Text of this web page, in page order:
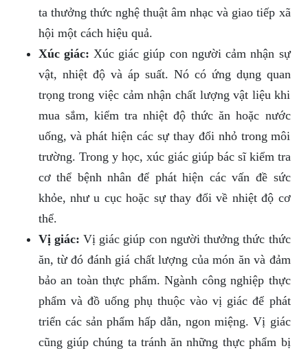
ta thưởng thức nghệ thuật âm nhạc và giao tiếp xã
hội một cách hiệu quả.
Xúc giác: Xúc giác giúp con người cảm nhận sự
vật, nhiệt độ và áp suất. Nó có ứng dụng quan
trọng trong việc cảm nhận chất lượng vật liệu khi
mua sắm, kiểm tra nhiệt độ thức ăn hoặc nước
uống, và phát hiện các sự thay đổi nhỏ trong môi
trường. Trong y học, xúc giác giúp bác sĩ kiểm tra
cơ thể bệnh nhân để phát hiện các vấn đề sức
khỏe, như u cục hoặc sự thay đổi về nhiệt độ cơ
thể.
Vị giác: Vị giác giúp con người thưởng thức thức
ăn, từ đó đánh giá chất lượng của món ăn và đảm
bảo an toàn thực phẩm. Ngành công nghiệp thực
phẩm và đồ uống phụ thuộc vào vị giác để phát
triển các sản phẩm hấp dẫn, ngon miệng. Vị giác
cũng giúp chúng ta tránh ăn những thực phẩm bị